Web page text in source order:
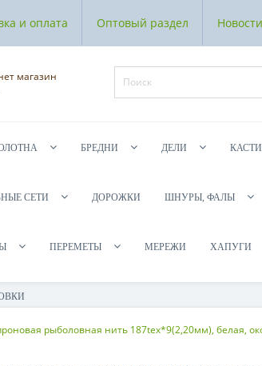
и оплата Оптовый раздел Новости
БРЕДНИ ДЕЛИ
СЕТИ ДОРОЖКИ ШНУРЫ, ФАЛЫ
ПЕРЕМЕТЫ МЕРЕЖИ ХАПУГИ
рыболовная нить 187tex*9(2,20мм), белая,